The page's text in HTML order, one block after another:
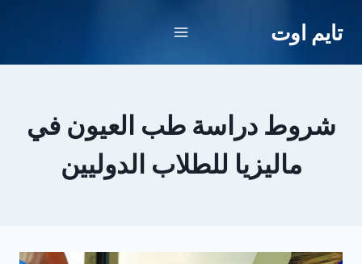
تايم اوت
شروط دراسة طب العيون في
ماليزيا للطلاب الدوليين